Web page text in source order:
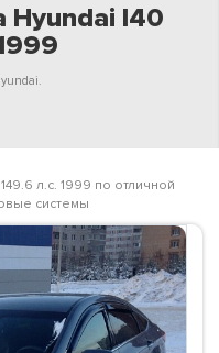
Hyundai I40
л.с. 1999 по отличной
системы